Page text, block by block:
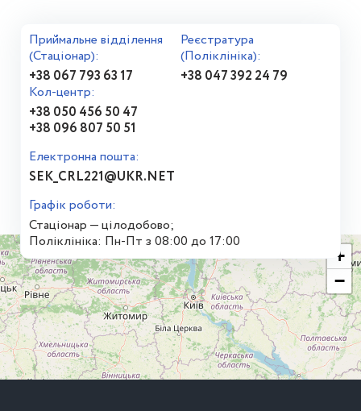
Приймальне відділення
(Стаціонар):
+38 067 793 63 17
Реєстратура
(Поліклініка):
+38 047 392 24 79
Кол-центр:
+38 050 456 50 47
+38 096 807 50 51
Електронна пошта:
SEK_CRL221@UKR.NET
Графік роботи:
Стаціонар — цілодобово;
Поліклініка: Пн-Пт з 08:00 до 17:00
+
−